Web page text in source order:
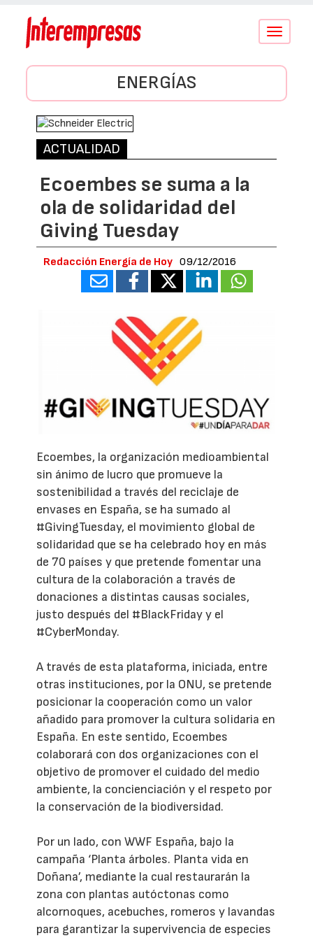
Conmutar
ENERGÍAS
ACTUALIDAD
Ecoembes se suma a la
ola de solidaridad del
Giving Tuesday
Redacción Energía de Hoy 09/12/2016
Ecoembes, la organización medioambiental
sin ánimo de lucro que promueve la
sostenibilidad a través del reciclaje de
envases en España, se ha sumado al
#GivingTuesday, el movimiento global de
solidaridad que se ha celebrado hoy en más
de 70 países y que pretende fomentar una
cultura de la colaboración a través de
donaciones a distintas causas sociales,
justo después del #BlackFriday y el
#CyberMonday.
A través de esta plataforma, iniciada, entre
otras instituciones, por la ONU, se pretende
posicionar la cooperación como un valor
añadido para promover la cultura solidaria en
España. En este sentido, Ecoembes
colaborará con dos organizaciones con el
objetivo de promover el cuidado del medio
ambiente, la concienciación y el respeto por
la conservación de la biodiversidad.
Por un lado, con WWF España, bajo la
campaña ‘Planta árboles. Planta vida en
Doñana’, mediante la cual restaurarán la
zona con plantas autóctonas como
alcornoques, acebuches, romeros y lavandas
para garantizar la supervivencia de especies